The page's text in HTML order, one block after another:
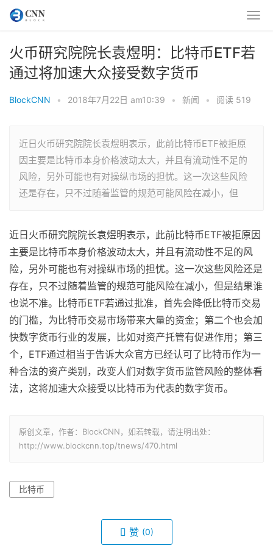
火币研究院院长袁煜明：比特币ETF若
通过将加速大众接受数字货币
BlockCNN • 2018年7月22日 am10:39 • 新闻 • 阅读 519
近日火币研究院院长袁煜明表示，此前比特币ETF被拒原
因主要是比特币本身价格波动太大，并且有流动性不足的
风险，另外可能也有对操纵市场的担忧。这一次这些风险
还是存在，只不过随着监管的规范可能风险在减小，但
近日火币研究院院长袁煜明表示，此前比特币ETF被拒原因
主要是比特币本身价格波动太大，并且有流动性不足的风
险，另外可能也有对操纵市场的担忧。这一次这些风险还是
存在，只不过随着监管的规范可能风险在减小，但是结果谁
也说不准。比特币ETF若通过批准，首先会降低比特币交易
的门槛，为比特币交易市场带来大量的资金；第二个也会加
快数字货币行业的发展，比如对资产托管有促进作用；第三
个，ETF通过相当于告诉大众官方已经认可了比特币作为一
种合法的资产类别，改变人们对数字货币监管风险的整体看
法，这将加速大众接受以比特币为代表的数字货币。
原创文章，作者：BlockCNN，如若转载，请注明出处：
http://www.blockcnn.top/tnews/470.html
比特币
赞 (0)